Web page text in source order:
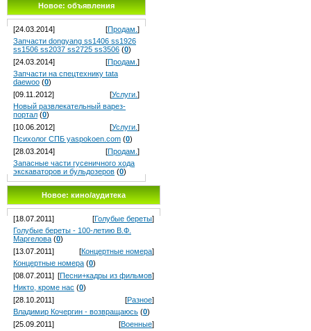
Новое: объявления
[24.03.2014] [Продам. ]
Запчасти dongyang ss1406 ss1926
ss1506 ss2037 ss2725 ss3506 (0)
[24.03.2014]
[Продам. ]
Запчасти на спецтехнику tata
daewoo (0)
[09.11.2012]
[Услуги. ]
Новый pазвлекательный варез-
портал (0)
[10.06.2012]
[Услуги. ]
Психолог СПБ yaspokoen.com (0)
[28.03.2014]
[Продам. ]
Запасные части гусеничного хода
экскаваторов и бульдозеров (0)
Новое: кино/аудитека
[18.07.2011] [Голубые береты]
Голубые береты - 100-летию В.Ф.
Маргелова (0)
[13.07.2011]
[Концертные номера]
Концертные номера (0)
[08.07.2011] [Песни+кадры из фильмов]
Никто, кроме нас (0)
[28.10.2011]
[Разное]
Владимир Кочергин - возвращаюсь (0)
[25.09.2011]
[Военные]